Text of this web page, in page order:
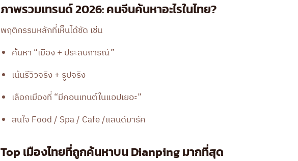
ภาพรวมเทรนด์ 2026: คนจีนค้นหาอะไรในไทย?
พฤติกรรมหลักที่เห็นได้ชัด เช่น
ค้นหา “เมือง + ประสบการณ์”
เน้นรีวิวจริง + รูปจริง
เลือกเมืองที่ “มีคอนเทนต์ในแอปเยอะ”
สนใจ Food / Spa / Cafe /แลนด์มาร์ค
Top เมืองไทยที่ถูกค้นหาบน Dianping มากที่สุด